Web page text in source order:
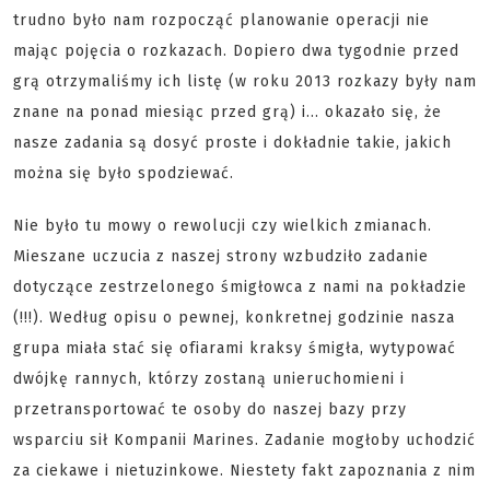
trudno było nam rozpocząć planowanie operacji nie
mając pojęcia o rozkazach. Dopiero dwa tygodnie przed
grą otrzymaliśmy ich listę (w roku 2013 rozkazy były nam
znane na ponad miesiąc przed grą) i... okazało się, że
nasze zadania są dosyć proste i dokładnie takie, jakich
można się było spodziewać.
Nie było tu mowy o rewolucji czy wielkich zmianach.
Mieszane uczucia z naszej strony wzbudziło zadanie
dotyczące zestrzelonego śmigłowca z nami na pokładzie
(!!!). Według opisu o pewnej, konkretnej godzinie nasza
grupa miała stać się ofiarami kraksy śmigła, wytypować
dwójkę rannych, którzy zostaną unieruchomieni i
przetransportować te osoby do naszej bazy przy
wsparciu sił Kompanii Marines. Zadanie mogłoby uchodzić
za ciekawe i nietuzinkowe. Niestety fakt zapoznania z nim